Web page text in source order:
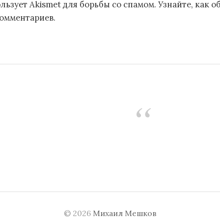
Akismet для борьбы со спамом. Узнайте, как
.
© 2026 Михаил Мешков